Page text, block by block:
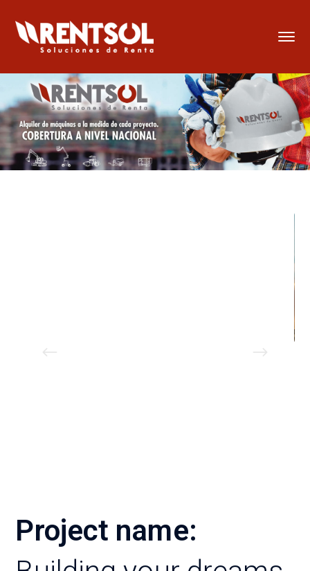
ea ex elit ea excepteur occaecat et cupidatat.
Labore duis elit nulla nulla voluptate
incididunt mol mollit ut fugiat. In incididunt